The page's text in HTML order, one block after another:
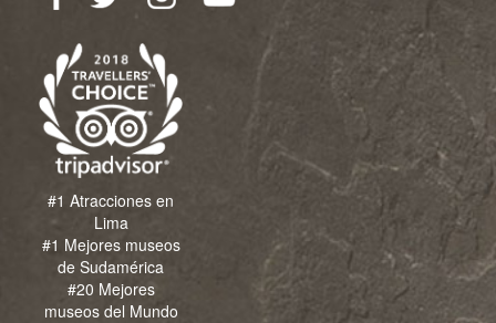
#1 Atracciones en
Lima
#1 Mejores museos
de Sudamérica
#20 Mejores
museos del Mundo